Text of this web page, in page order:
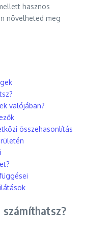
hasznos
növelheted meg
valójában?
összehasonlítás